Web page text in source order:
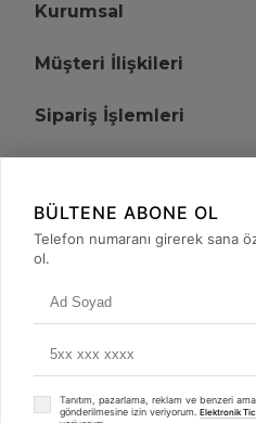
Kurumsal
Müşteri İlişkileri
Sipariş İşlemleri
+90 (850)
BÜLTENE ABONE OL
Telefon numaranı girerek sana
ol.
Tanıtım, pazarlama, reklam ve benzeri
gönderilmesine izin veriyorum. Elektronik